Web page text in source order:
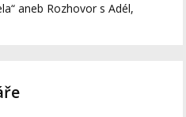
aneb Rozhovor s Adél,